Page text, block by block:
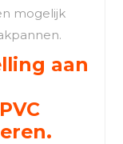
mogelijk
aan